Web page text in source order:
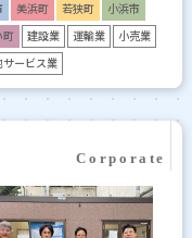
美浜町 若狭町 小浜市
町 建設業 運輸業 小売業
サービス業